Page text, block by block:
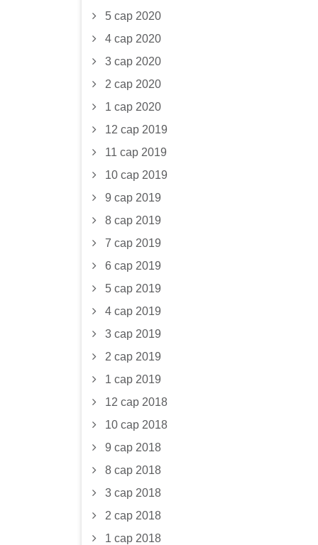
5 сар 2020
4 сар 2020
3 сар 2020
2 сар 2020
1 сар 2020
12 сар 2019
11 сар 2019
10 сар 2019
9 сар 2019
8 сар 2019
7 сар 2019
6 сар 2019
5 сар 2019
4 сар 2019
3 сар 2019
2 сар 2019
1 сар 2019
12 сар 2018
10 сар 2018
9 сар 2018
8 сар 2018
3 сар 2018
2 сар 2018
1 сар 2018